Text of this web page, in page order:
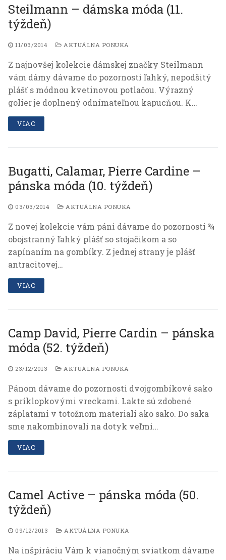
Steilmann – dámska móda (11.
týždeň)
11/03/2014 AKTUÁLNA PONUKA
Z najnovšej kolekcie dámskej značky Steilmann
vám dámy dávame do pozornosti ľahký, nepodšitý
plášť s módnou kvetinovou potlačou. Výrazný
golier je doplnený odnímateľnou kapucňou. K…
VIAC
Bugatti, Calamar, Pierre Cardine –
pánska móda (10. týždeň)
03/03/2014 AKTUÁLNA PONUKA
Z novej kolekcie vám páni dávame do pozornosti ¾
obojstranný ľahký plášť so stojačikom a so
zapínaním na gombíky. Z jednej strany je plášť
antracitovej…
VIAC
Camp David, Pierre Cardin – pánska
móda (52. týždeň)
23/12/2013 AKTUÁLNA PONUKA
Pánom dávame do pozornosti dvojgombíkové sako
s príklopkovými vreckami. Lakte sú zdobené
záplatami v totožnom materiali ako sako. Do saka
sme nakombinovali na dotyk veľmi…
VIAC
Camel Active – pánska móda (50.
týždeň)
09/12/2013 AKTUÁLNA PONUKA
Na inšpiráciu Vám k vianočným sviatkom dávame